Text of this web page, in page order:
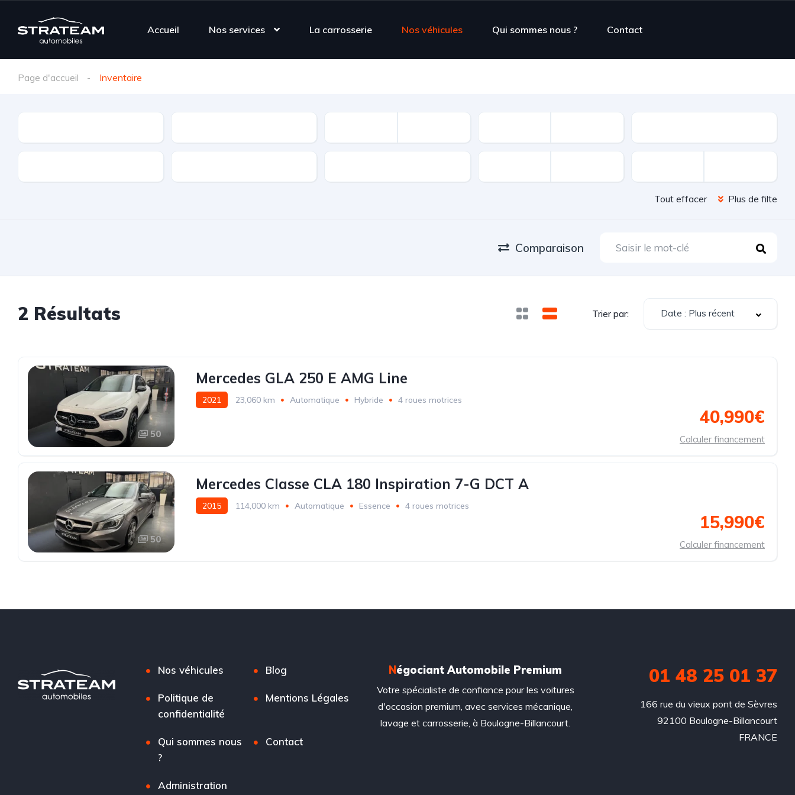
Accueil Nos services La carrosserie Nos véhicules Qui sommes nous ? Contact
Page d'accueil Inventaire
Tout effacer Plus de filte
Comparaison
2 Résultats Trier par: Date : Plus récent
50
Mercedes GLA 250 E AMG Line
2021 23,060 km Automatique Hybride 4 roues motrices
40,990€
Calculer financement
50
Mercedes Classe CLA 180 Inspiration 7-G DCT A
2015 114,000 km Automatique Essence 4 roues motrices
15,990€
Calculer financement
Nos véhicules Blog
Politique de
confidentialité
Mentions Légales
Qui sommes nous
?
Contact
Administration
Négociant Automobile Premium
Votre spécialiste de confiance pour les voitures
d'occasion premium, avec services mécanique,
lavage et carrosserie, à Boulogne-Billancourt.
01 48 25 01 37
166 rue du vieux pont de Sèvres
92100 Boulogne-Billancourt
FRANCE